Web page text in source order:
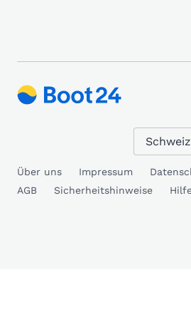
Über uns Impressum
AGB
Sicherheitshinweise